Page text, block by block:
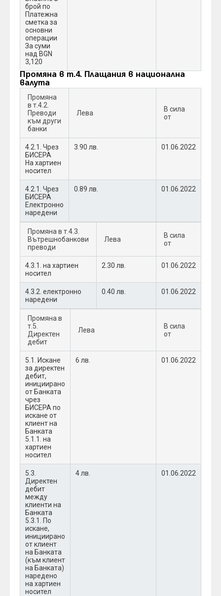
брой по
Платежна
сметка за
основни
операции
За суми
над BGN
3,120
Промяна в т.4. Плащания в национална
валута
Промяна
в т.4.2.
Преводи
към други
банки
Лева
В сила
от
4.2.1. Чрез
БИСЕРА
На хартиен
носител
3.90 лв. 01.06.2022
4.2.1. Чрез
БИСЕРА
Електронно
наредени
0.89 лв. 01.06.2022
Промяна в т.4.3.
Вътрешнобанкови
преводи
Лева
В сила
от
4.3.1. на хартиен
носител
2.30 лв. 01.06.2022
4.3.2. електронно
наредени
0.40 лв. 01.06.2022
Промяна в
т.5.
Директен
дебит
Лева
В сила
от
5.1. Искане
за директен
дебит,
инициирано
от Банката
чрез
БИСЕРА по
искане от
клиент на
Банката
5.1.1. на
хартиен
носител
6 лв. 01.06.2022
5.3.
Директен
дебит
между
клиенти на
Банката
5.3.1. По
искане,
инициирано
от клиент
на Банката
(към клиент
на Банката)
наредено
на хартиен
носител
4 лв. 01.06.2022